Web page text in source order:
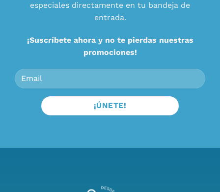
especiales directamente en tu bandeja de
entrada.
¡Suscríbete ahora y no te pierdas nuestras
promociones!